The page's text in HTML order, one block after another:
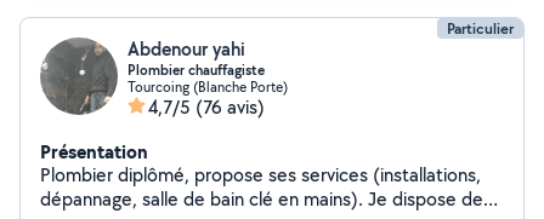
Particulier
Abdenour yahi
Plombier chauffagiste
Tourcoing (Blanche Porte)
4,7/5 (76 avis)
Présentation
Plombier diplômé, propose ses services (installations,
dépannage, salle de bain clé en mains). Je dispose de